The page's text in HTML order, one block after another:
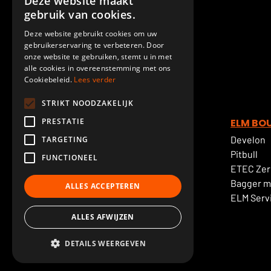
Over ELM GROEP
Über uns
Geschichte
Vacante stellen
Kontakt
Cookie-Anweisung
ELM
Develon
Pitbull
ETEC
Bagger
ELM
gebruik van cookies.
Deze website gebruikt cookies om uw
gebruikerservaring te verbeteren. Door
onze website te gebruiken, stemt u in met
alle cookies in overeenstemming met ons
Cookiebeleid. Lees verder
STRIKT NOODZAKELIJK
PRESTATIE
TARGETING
FUNCTIONEEL
ALLES ACCEPTEREN
ALLES AFWIJZEN
DETAILS WEERGEVEN